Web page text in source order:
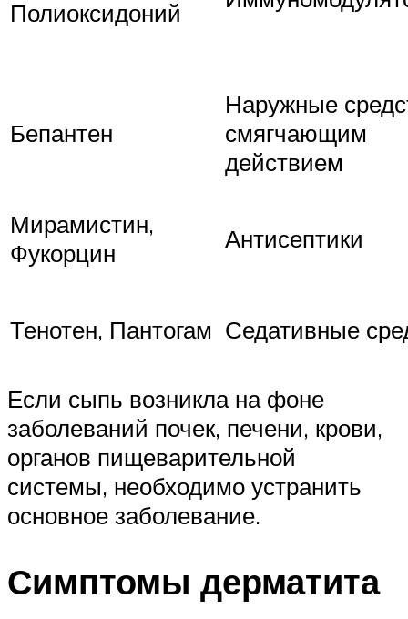
Полиоксидоний
Бепантен
Наружные
смягчающим
действием
Мирамистин,
Фукорцин
Антисептики
Тенотен, Пантогам Седативные
Если сыпь возникла на фоне
заболеваний почек, печени, крови,
органов пищеварительной
системы, необходимо устранить
основное заболевание.
Симптомы дерматита